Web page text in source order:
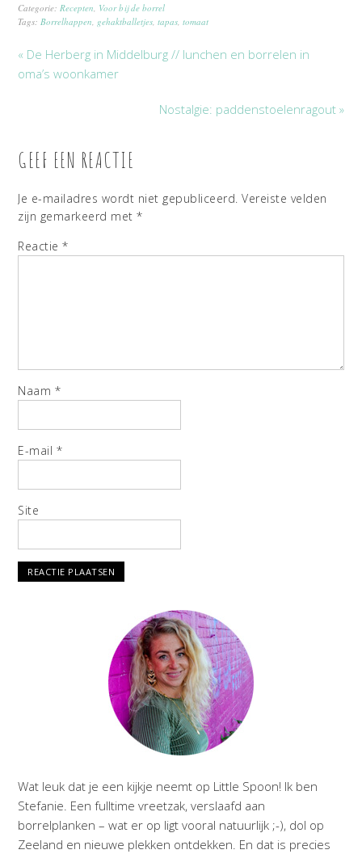
Categorie: Recepten Voor bij de borrel
Tags: Borrelhappen gehaktballetjes ,tapas ,tomaat
« De Herberg in Middelburg // lunchen en borrelen in
oma’s woonkamer
Nostalgie: paddenstoelenragout »
GEEF EEN REACTIE
Je e-mailadres wordt niet gepubliceerd. Vereiste velden
zijn gemarkeerd met*
Reactie*
Naam *
E-mail *
Site
Wat leuk dat je een kijkje neemt op Little Spoon! Ik ben
Stefanie. Een fulltime vreetzak, verslaafd aan
borrelplanken – wat er op ligt vooral natuurlijk ;-), dol op
Zeeland en nieuwe plekken ontdekken. En dat is precies